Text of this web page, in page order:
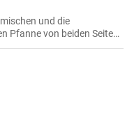
und die
Pfanne von beiden Seiten